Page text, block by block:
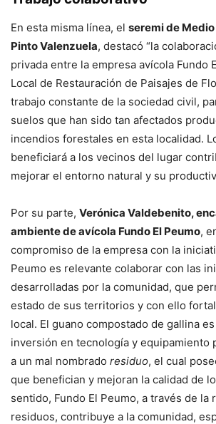
En esta misma línea, el seremi de
Pinto Valenzuela, destacó “la
privada entre la empresa avícola Fundo
Local de Restauración de Paisajes de
trabajo constante de la sociedad civil,
suelos que han sido tan afectados
incendios forestales en esta localidad.
beneficiará a los vecinos del lugar
mejorar el entorno natural y su
Por su parte, Verónica Valdebenito,
ambiente de avícola Fundo El Peumo,
compromiso de la empresa con la
Peumo es relevante colaborar con las
desarrolladas por la comunidad, que
estado de sus territorios y con ello
local. El guano compostado de gallina
inversión en tecnología y equipamiento
a un mal nombrado residuo, el cual
que benefician y mejoran la calidad de
sentido, Fundo El Peumo, a través de la
residuos, contribuye a la comunidad,